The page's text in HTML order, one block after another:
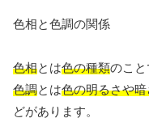
色相と色調の関係
色相とは色の種類のこと
色調とは色の明るさや暗
どがあります。